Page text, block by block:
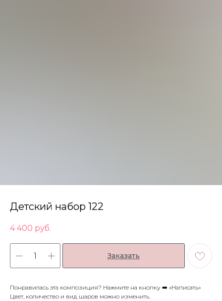
Детский набор 122
4 400 руб.
Заказать
Понравилась эта композиция? Нажмите на кнопку ➡️ «Написать»
Цвет, количество и вид шаров можно изменить.